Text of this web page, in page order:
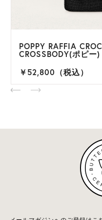
POPPY RAFFIA
CROSSBODY(ポピー)
￥52,800（税込）